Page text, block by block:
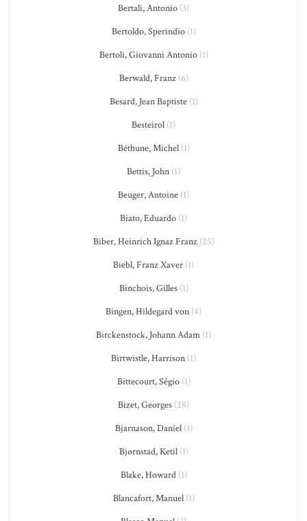
Bertali, Antonio (3)
Bertoldo, Sperindio(1)
Bertoli, Giovanni Antonio(1)
Berwald, Franz(6)
Besard, Jean Baptiste(1)
Besteirol (1)
Béthune, Michel(1)
Bettis, John (1)
Beuger, Antoine (1)
Biato, Eduardo (1)
Biber, Heinrich Ignaz Franz(25)
Biebl, Franz Xaver (1)
Binchois, Gilles(1)
Bingen, Hildegard von (4)
Birckenstock, Johann Adam (1)
Birtwistle, Harrison (1)
Bittecourt, Ségio(1)
Bizet, Georges (28)
Bjarnason, Daníel(1)
Bjørnstad, Ketil(1)
Blake, Howard(1)
Blancafort, Manuel(1)